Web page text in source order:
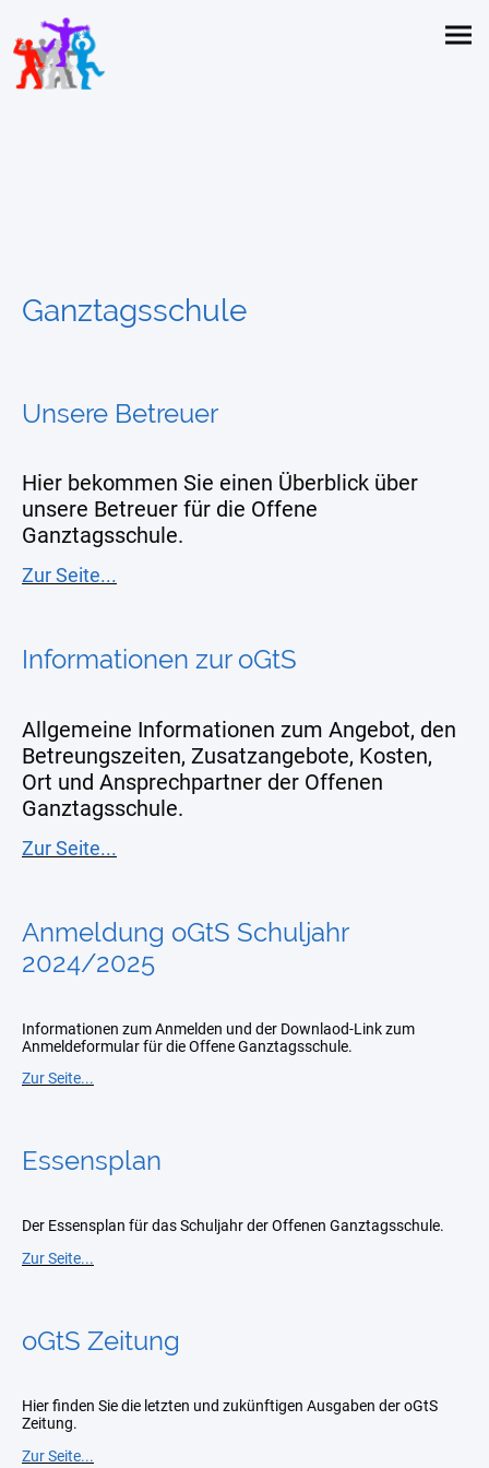
Ganztagsschule
Unsere Betreuer
Hier bekommen Sie einen Überblick über
unsere Betreuer für die Offene
Ganztagsschule.
Zur Seite...
Informationen zur oGtS
Allgemeine Informationen zum Angebot, den
Betreungszeiten, Zusatzangebote, Kosten,
Ort und Ansprechpartner der Offenen
Ganztagsschule.
Zur Seite...
Anmeldung oGtS Schuljahr
2024/2025
Informationen zum Anmelden und der Downlaod-Link zum
Anmeldeformular für die Offene Ganztagsschule.
Zur Seite...
Essensplan
Der Essensplan für das Schuljahr der Offenen Ganztagsschule.
Zur Seite...
oGtS Zeitung
Hier finden Sie die letzten und zukünftigen Ausgaben der oGtS
Zeitung.
Zur Seite...